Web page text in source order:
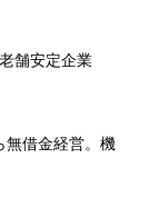
舗安定企業
借金経営。機